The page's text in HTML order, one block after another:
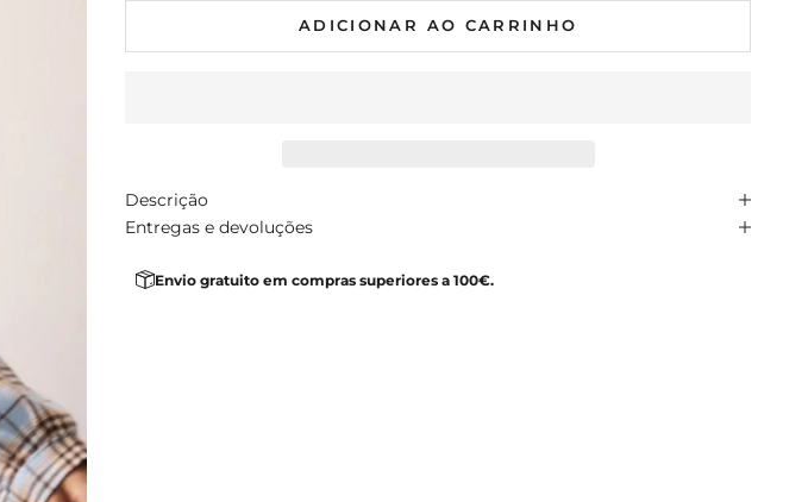
ADICIONAR AO CARRINHO
Descrição
Entregas e devoluções
Envio gratuito em compras superiores a 100€.